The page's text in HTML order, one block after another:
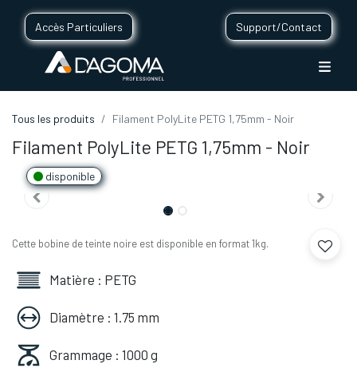
Accès Particuliers Support/Contact
Tous les produits Filament PolyLite PETG 1,75mm - Noir
Filament PolyLite PETG 1,75mm - Noir
disponible
Cette bobine de teinte noire est disponible en format 1kg.
Matière : PETG
Diamètre : 1.75 mm
Grammage : 1000 g